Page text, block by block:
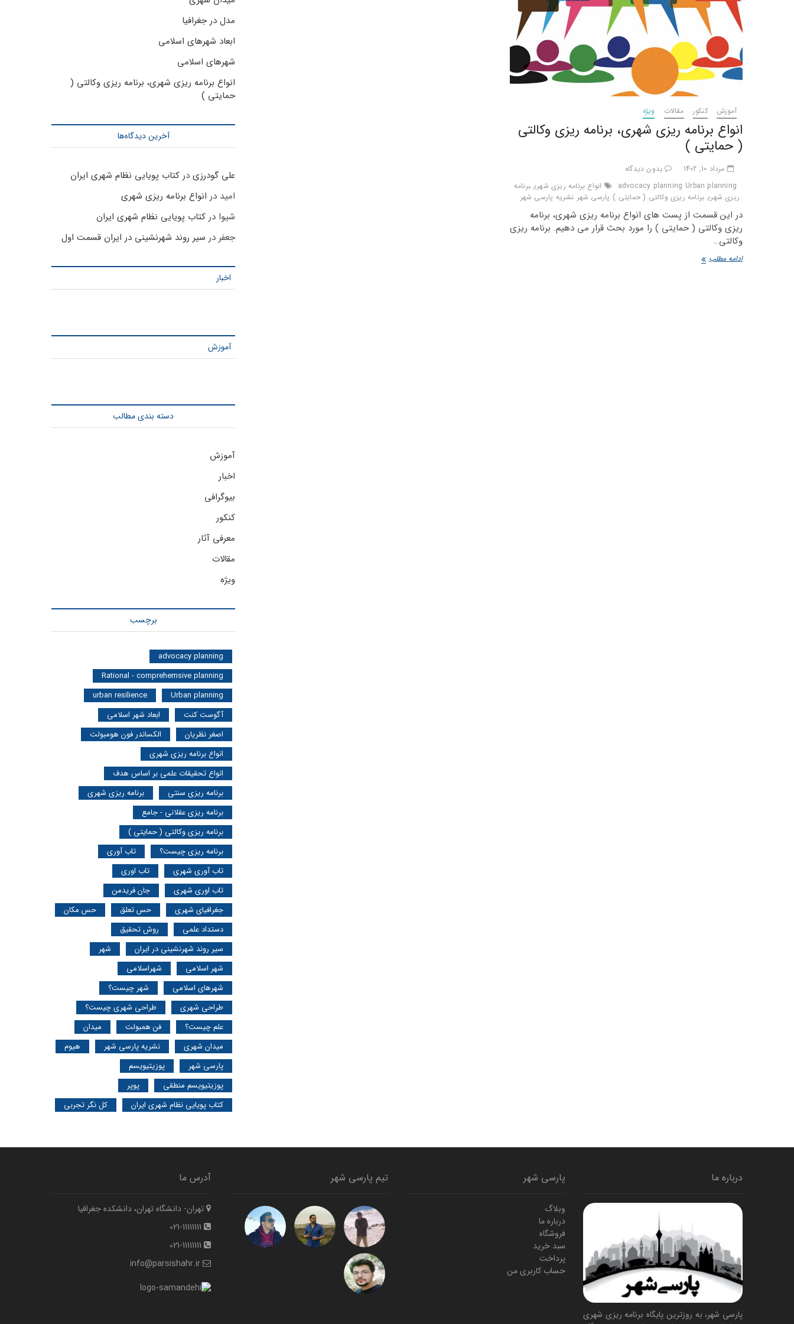
آموزش کنکور مقالات ویژه
انواع برنامه ریزی شهری، برنامه ریزی وکالتی
( حمایتی )
مرداد 10, 1402
بدون دیدگاه
advocacy planning Urban planning انواع برنامه ریزی شهری برنامه
ریزی شهری برنامه ریزی وکالتی ( حمایتی ) پارسی شهر نشریه پارسی شهر
در این قسمت از پست های انواع برنامه ریزی شهری، برنامه
ریزی وکالتی ( حمایتی ) را مورد بحث قرار می دهیم. برنامه ریزی
وکالتی…
ادامه مطلب انواع
مدل در جغرافیا
ابعاد شهرهای اسلامی
شهرهای اسلامی
انواع برنامه ریزی شهری، برنامه ریزی وکالتی (
حمایتی )
آخرین دیدگاه‌ها
علی گودرزی در کتاب پویایی نظام شهری ایران
امید در انواع برنامه ریزی شهری
شیوا در کتاب پویایی نظام شهری ایران
جعفر در سیر روند شهرنشینی در ایران قسمت اول
اخبار
آموزش
دسته بندی مطالب
آموزش
اخبار
بیوگرافی
کنکور
معرفی آثار
مقالات
ویژه
برچسب
advocacy planning
Rational - comprehemsive planning
Urban planning
urban resilience
آگوست کنت
ابعاد شهر اسلامی
اصغر نظریان
الکساندر فون هومبولت
انواع برنامه ریزی شهری
انواع تحقیقات علمی بر اساس هدف
برنامه ریزی سنتی
برنامه ریزی شهری
برنامه ریزی عقلانی - جامع
برنامه ریزی وکالتی ( حمایتی )
برنامه ریزی چیست؟
تاب آوری
تاب آوری شهری
تاب اوری
تاب اوری شهری
جان فریدمن
جغرافیای شهری
حس تعلق
حس مکان
دستداد علمی
روش تحقیق
سیر روند شهرنشینی در ایران
شهر
شهر اسلامی
شهراسلامی
شهرهای اسلامی
شهر چیست؟
طراحی شهری
طراحی شهری چیست؟
علم چیست؟
فن همبولت
میدان
میدان شهری
نشریه پارسی شهر
هیوم
پارسی شهر
پوزیتیویسم
پوزیتیویسم منطقی
پوپر
کتاب پویایی نظام شهری ایران
کل نگر تجربی
درباره ما
پارسی شهر، به روزترین پایگاه برنامه ریزی شهری
پارسی شهر
وبلاگ
درباره ما
فروشگاه
سبد خرید
پرداخت
حساب کاربری من
تیم پارسی شهر آدرس ما
تهران- دانشگاه تهران، دانشکده جغرافیا